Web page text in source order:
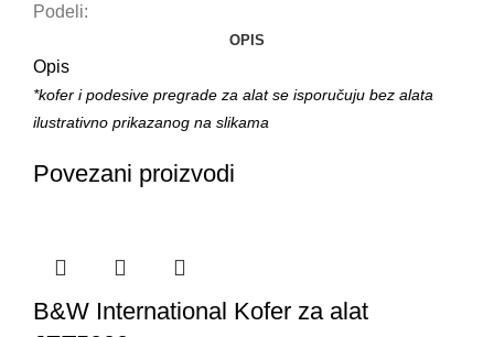
Podeli:
OPIS
Opis
*kofer i podesive pregrade za alat se isporučuju bez alata
ilustrativno prikazanog na slikama
Povezani proizvodi
B&W International Kofer za alat